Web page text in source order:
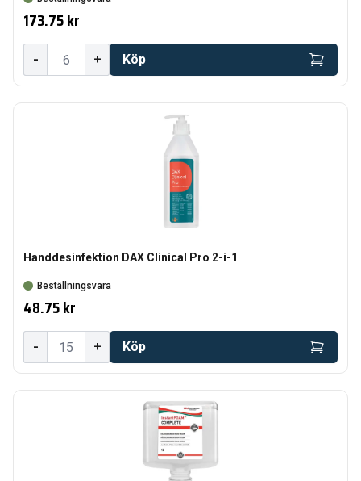
173.75 kr
- + Köp
Handdesinfektion DAX Clinical Pro 2-i-1
Beställningsvara
48.75 kr
- + Köp